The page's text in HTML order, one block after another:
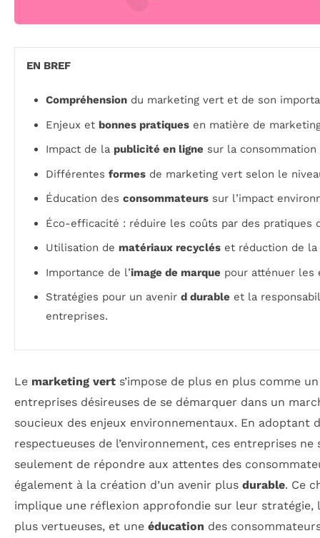
EN BREF
Compréhension du marketing vert et de son
Enjeux et bonnes pratiques en matière de
Impact de la publicité en ligne sur la consommation
Différentes formes de marketing vert selon le
Éducation des consommateurs sur l’impact
Éco-efficacité : réduire les coûts par des pratiques
Utilisation de matériaux recyclés et réduction de la
Importance de l’image de marque pour atténuer les
Stratégies pour un avenir d durable et la
entreprises.
Le marketing vert s’impose de plus en plus comme
entreprises désireuses de se démarquer dans un
soucieux des enjeux environnementaux. En adoptant
respectueuses de l’environnement, ces entreprises
seulement de répondre aux attentes des
également à la création d’un avenir plus durable. Ce
implique une réflexion approfondie sur leur stratégie,
plus vertueuses, et une éducation des